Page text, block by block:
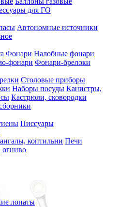
для ГО
Автономные источники
Фонари Налобные фонари
фонари Фонари-брелоки
Столовые приборы
Наборы посуды Канистры,
Кастрюли, сковородки
Писсуары
коптильни Печи
огниво
лопаты